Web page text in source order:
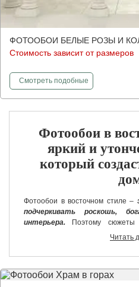
ФОТООБОИ БЕЛЫЕ РОЗЫ И
Стоимость зависит от размеров
Смотретьфотообои
подобные
Фотообои в
яркий и
который
Фотообои в восточном стиле –
подчеркивать роскошь,
интерьера. Поэтому сюжеты
наличие большого
восточном стиле на стену
каждой детали.
Читать